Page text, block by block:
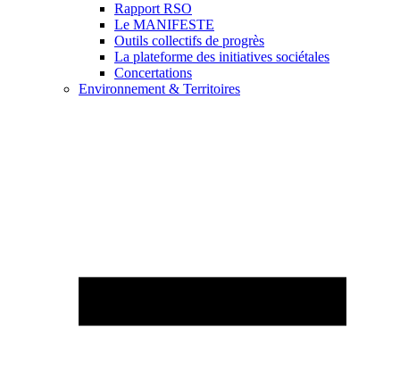
Rapport RSO
Le MANIFESTE
Outils collectifs de progrès
La plateforme des initiatives sociétales
Concertations
Environnement & Territoires